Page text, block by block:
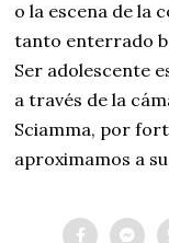
o la escena de la
tanto enterrado
Ser adolescente
a través de la
Sciamma, por
aproximamos a